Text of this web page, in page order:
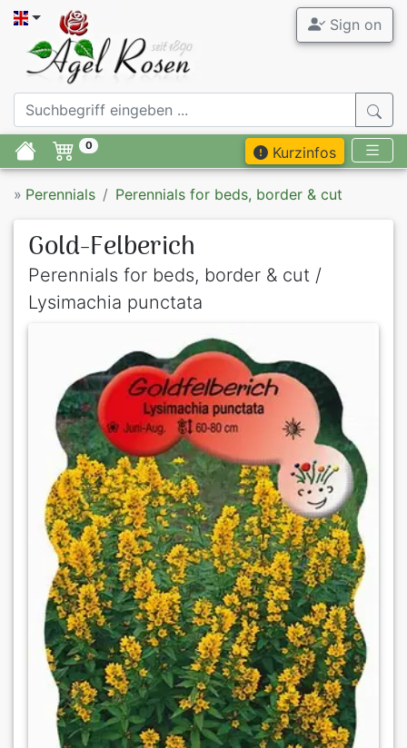
Sign on
0 Kurzinfos
» Perennials Perennials for beds, border & cut
Gold-Felberich
Perennials for beds, border & cut /
Lysimachia punctata